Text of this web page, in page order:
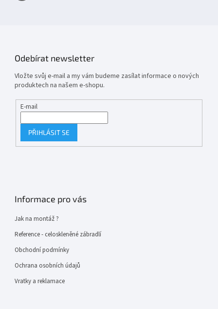
Odebírat newsletter
Vložte svůj e-mail a my vám budeme zasílat informace o nových
produktech na našem e-shopu.
E-mail
PŘIHLÁSIT SE
Informace pro vás
Jak na montáž ?
Reference - celoskleněné zábradlí
Obchodní podmínky
Ochrana osobních údajů
Vratky a reklamace